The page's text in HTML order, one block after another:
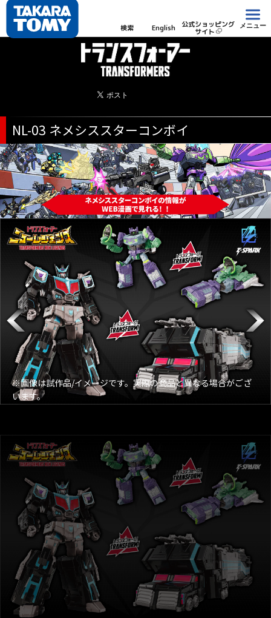
検索 English 公式ショッピング
サイト
メニュー
NL-03 ネメシススターコンボイ
※画像は試作品/イメージです。実際の商品と異なる場合がござ
います。